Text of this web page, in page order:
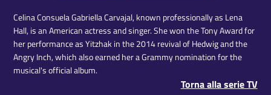
Celina Consuela Gabriella Carvajal, known professionally as Lena
Hall, is an American actress and singer. She won the Tony Award for
her performance as Yitzhak in the 2014 revival of Hedwig and the
Angry Inch, which also earned her a Grammy nomination for the
musical's official album.
Torna alla serie TV